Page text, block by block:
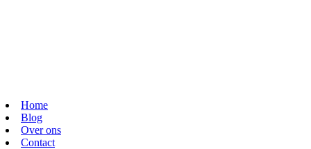
Home
Blog
Over ons
Contact